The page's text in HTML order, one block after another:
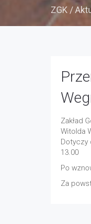
ZGK /
Zakład
Witolda
Dotyczy
13.00
Po
Za